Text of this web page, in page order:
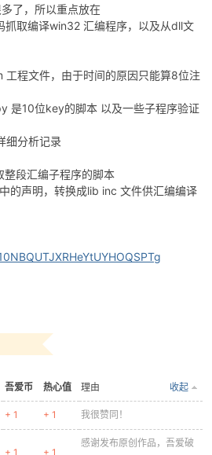
了，所以重点放在
抓取编译win32 汇编程序，以及从dll文
程文件，由于时间的原因只能算8位注
是10位key的脚本 以及一些子程序验证
分析记录
段汇编子程序的脚本
声明，转换成lib inc 文件供汇编编译
吾爱币 热心值 收起
理由
+ 1 + 1 我很赞同！
+ 1 + 1
感谢发布原创作品，吾爱破